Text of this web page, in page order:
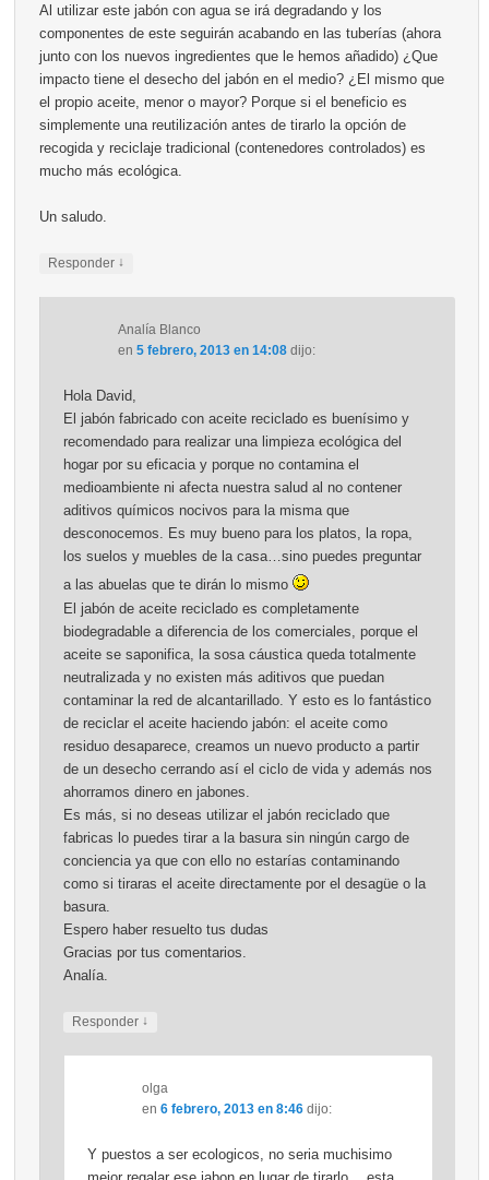
Al utilizar este jabón con agua se irá degradando y los
componentes de este seguirán acabando en las tuberías (ahora
junto con los nuevos ingredientes que le hemos añadido) ¿Que
impacto tiene el desecho del jabón en el medio? ¿El mismo que
el propio aceite, menor o mayor? Porque si el beneficio es
simplemente una reutilización antes de tirarlo la opción de
recogida y reciclaje tradicional (contenedores controlados) es
mucho más ecológica.
Un saludo.
Responder ↓
Analía Blanco
en 5 febrero, 2013 en 14:08 dijo:
Hola David,
El jabón fabricado con aceite reciclado es buenísimo y
recomendado para realizar una limpieza ecológica del
hogar por su eficacia y porque no contamina el
medioambiente ni afecta nuestra salud al no contener
aditivos químicos nocivos para la misma que
desconocemos. Es muy bueno para los platos, la ropa,
los suelos y muebles de la casa…sino puedes preguntar
a las abuelas que te dirán lo mismo
El jabón de aceite reciclado es completamente
biodegradable a diferencia de los comerciales, porque el
aceite se saponifica, la sosa cáustica queda totalmente
neutralizada y no existen más aditivos que puedan
contaminar la red de alcantarillado. Y esto es lo fantástico
de reciclar el aceite haciendo jabón: el aceite como
residuo desaparece, creamos un nuevo producto a partir
de un desecho cerrando así el ciclo de vida y además nos
ahorramos dinero en jabones.
Es más, si no deseas utilizar el jabón reciclado que
fabricas lo puedes tirar a la basura sin ningún cargo de
conciencia ya que con ello no estarías contaminando
como si tiraras el aceite directamente por el desagüe o la
basura.
Espero haber resuelto tus dudas
Gracias por tus comentarios.
Analía.
Responder ↓
olga
en 6 febrero, 2013 en 8:46 dijo:
Y puestos a ser ecologicos, no seria muchisimo